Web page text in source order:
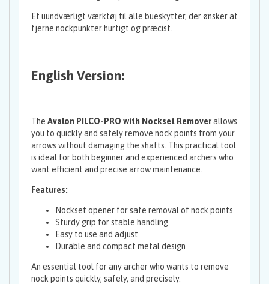
Et uundværligt værktøj til alle bueskytter, der ønsker at
fjerne nockpunkter hurtigt og præcist.
English Version:
The Avalon PILCO-PRO with Nockset Removerallows
you to quickly and safely remove nock points from your
arrows without damaging the shafts. This practical tool
is ideal for both beginner and experienced archers who
want efficient and precise arrow maintenance.
Features:
Nockset opener for safe removal of nock points
Sturdy grip for stable handling
Easy to use and adjust
Durable and compact metal design
An essential tool for any archer who wants to remove
nock points quickly, safely, and precisely.